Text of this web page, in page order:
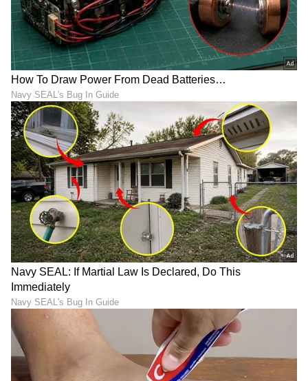
ನೆಲ ಒರೆಸುವ ನೀರಿಗೆ ಇದನ್ನು
ಸೇರಿಸಿ: ಮನೆ ಸ್ವಚ್ಛವಾಗುವುದರ
ಜೊತೆಗೆ ತಾಜಾ ವಾಸನೆಯೂ
ಇರುತ್ತೆ!
ಪುರುಷರಿಗೆ ಬಲ, ಮಹಿಳೆಯರಿಗೆ
ಎಡ.. ಪ್ರತಿದಿನ ನೋಡಿದರೂ
ಗಮನಿಸದ ಶರ್ಟ್ ಬಟನ್‌ಗಳ ಈ
ವಿಚಿತ್ರ ವ್ಯತ್ಯಾಸ ಗೊತ್ತಾ?
LATEST VIDEOS
"ರಾಜಕೀಯ ಬೇಡ, ಸಿನಿಮಾನೇ ಪ್ರಾಣ":
ಕನಕೋತ್ಸವದಲ್ಲಿ ರಿಷಬ್ ಶೆಟ್ಟಿ | Rishab
Shetty speech | Suvarna News
ಶೇ.50 ರಿಂದ ಶೇ.18 ಕ್ಕೆ TAX ಇಳಿಕೆ: ಮೋದಿ-
ಟ್ರಂಪ್ ಐತಿಹಾಸಿಕ ಒಪ್ಪಂದ | India US
Trade Deal | Party Rounds